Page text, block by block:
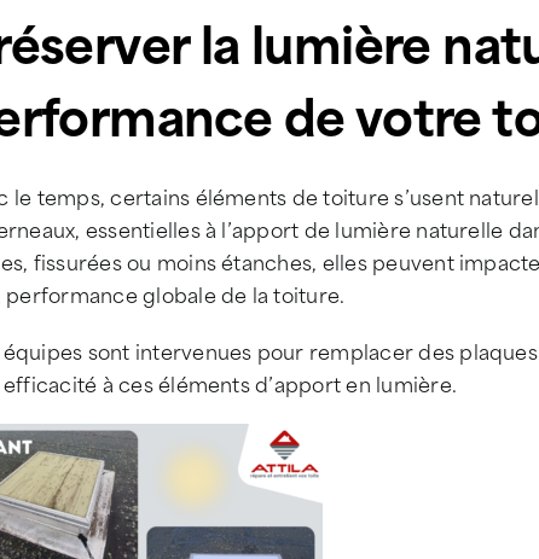
la lumière
de votre
le temps, certains éléments de toiture s’usent
essentielles à l’apport de lumière naturelle
fissurées ou moins étanches, elles peuvent
performance globale de la toiture.
sont intervenues pour remplacer des
à ces éléments d’apport en lumière.